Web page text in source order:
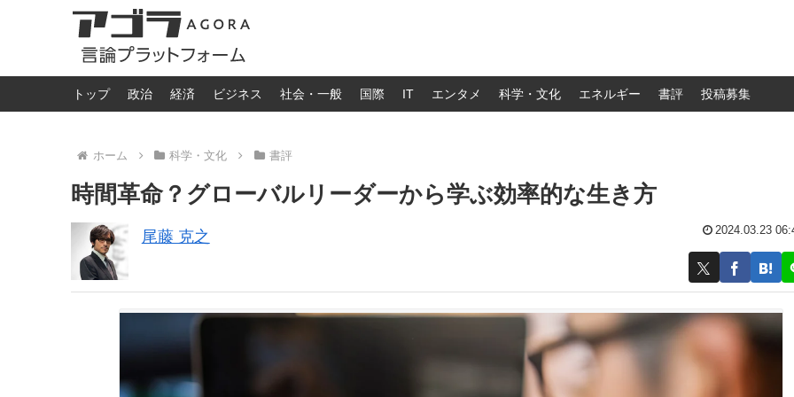
トップ 政治 経済 ビジネス 社会・一般 国際 IT エンタメ 科学・文化 エネルギー 書評 投稿募集
ホーム 科学・文化 書評
時間革命？グローバルリーダーから学ぶ効率的な生き方
尾藤 克之 2024.03.23